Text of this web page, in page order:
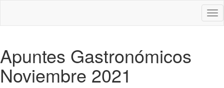
Apuntes Gastronómicos
Noviembre 2021